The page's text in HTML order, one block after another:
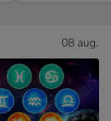
08 aug.